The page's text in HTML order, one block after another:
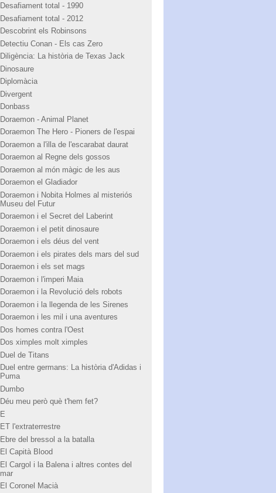
Desafiament total - 1990
Desafiament total - 2012
Descobrint els Robinsons
Detectiu Conan - Els cas Zero
Diligència: La història de Texas Jack
Dinosaure
Diplomàcia
Divergent
Donbass
Doraemon - Animal Planet
Doraemon The Hero - Pioners de l'espai
Doraemon a l'illa de l'escarabat daurat
Doraemon al Regne dels gossos
Doraemon al món màgic de les aus
Doraemon el Gladiador
Doraemon i Nobita Holmes al misteriós
Museu del Futur
Doraemon i el Secret del Laberint
Doraemon i el petit dinosaure
Doraemon i els déus del vent
Doraemon i els pirates dels mars del sud
Doraemon i els set mags
Doraemon i l'imperi Maia
Doraemon i la Revolució dels robots
Doraemon i la llegenda de les Sirenes
Doraemon i les mil i una aventures
Dos homes contra l'Oest
Dos ximples molt ximples
Duel de Titans
Duel entre germans: La història d'Adidas i
Puma
Dumbo
Déu meu però què t'hem fet?
E
ET l'extraterrestre
Ebre del bressol a la batalla
El Capità Blood
El Cargol i la Balena i altres contes del
mar
El Coronel Macià